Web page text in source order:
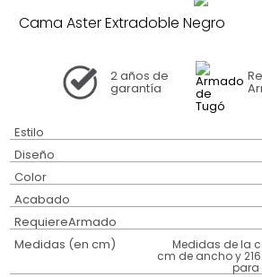
Cama Aster Extradoble Negro
2 años de
garantía
Estilo
Diseño
Color
Acabado
RequiereArmado
Medidas (en cm) Medidas de la
cm de ancho y
para